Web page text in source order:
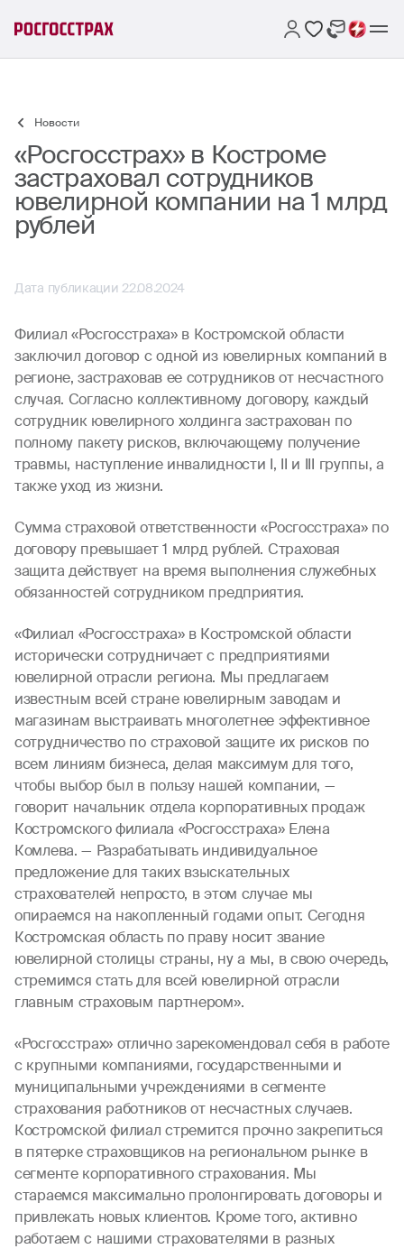
Новости
«Росгосстрах» в Костроме
застраховал сотрудников
ювелирной компании на 1 млрд
рублей
Дата публикации 22.08.2024
Филиал «Росгосстраха» в Костромской области
заключил договор с одной из ювелирных компаний в
регионе, застраховав ее сотрудников от несчастного
случая. Согласно коллективному договору, каждый
сотрудник ювелирного холдинга застрахован по
полному пакету рисков, включающему получение
травмы, наступление инвалидности I, II и III группы, а
также уход из жизни.
Сумма страховой ответственности «Росгосстраха» по
договору превышает 1 млрд рублей. Страховая
защита действует на время выполнения служебных
обязанностей сотрудником предприятия.
«Филиал «Росгосстраха» в Костромской области
исторически сотрудничает с предприятиями
ювелирной отрасли региона. Мы предлагаем
известным всей стране ювелирным заводам и
магазинам выстраивать многолетнее эффективное
сотрудничество по страховой защите их рисков по
всем линиям бизнеса, делая максимум для того,
чтобы выбор был в пользу нашей компании, —
говорит начальник отдела корпоративных продаж
Костромского филиала «Росгосстраха» Елена
Комлева. — Разрабатывать индивидуальное
предложение для таких взыскательных
страхователей непросто, в этом случае мы
опираемся на накопленный годами опыт. Сегодня
Костромская область по праву носит звание
ювелирной столицы страны, ну а мы, в свою очередь,
стремимся стать для всей ювелирной отрасли
главным страховым партнером».
«Росгосстрах» отлично зарекомендовал себя в работе
с крупными компаниями, государственными и
муниципальными учреждениями в сегменте
страхования работников от несчастных случаев.
Костромской филиал стремится прочно закрепиться
в пятерке страховщиков на региональном рынке в
сегменте корпоративного страхования. Мы
стараемся максимально пролонгировать договоры и
привлекать новых клиентов. Кроме того, активно
работаем с нашими страхователями в разных